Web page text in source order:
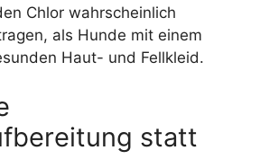
Chlor wahrscheinlich
als Hunde mit einem
Haut- und Fellkleid.
statt